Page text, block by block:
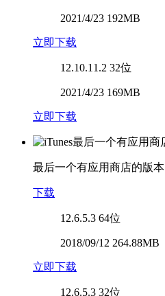
2021/4/23 192MB
立即下载
12.10.11.2 32位
2021/4/23 169MB
立即下载
最后一个有应用商店的版本
下载
12.6.5.3 64位
2018/09/12 264.88MB
立即下载
12.6.5.3 32位